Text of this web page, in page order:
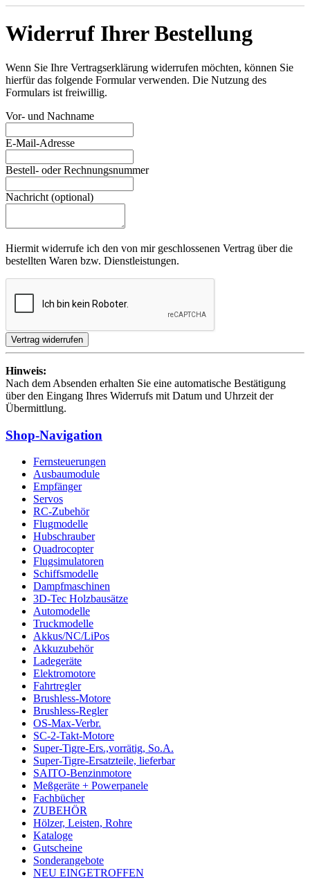
Widerruf Ihrer Bestellung
Wenn Sie Ihre Vertragserklärung widerrufen möchten, können Sie
hierfür das folgende Formular verwenden. Die Nutzung des
Formulars ist freiwillig.
Vor- und Nachname
E-Mail-Adresse
Bestell- oder Rechnungsnummer
Nachricht (optional)
Hiermit widerrufe ich den von mir geschlossenen Vertrag über die
bestellten Waren bzw. Dienstleistungen.
Hinweis:
Nach dem Absenden erhalten Sie eine automatische Bestätigung
über den Eingang Ihres Widerrufs mit Datum und Uhrzeit der
Übermittlung.
Shop-Navigation
Fernsteuerungen
Ausbaumodule
Empfänger
Servos
RC-Zubehör
Flugmodelle
Hubschrauber
Quadrocopter
Flugsimulatoren
Schiffsmodelle
Dampfmaschinen
3D-Tec Holzbausätze
Automodelle
Truckmodelle
Akkus/NC/LiPos
Akkuzubehör
Ladegeräte
Elektromotore
Fahrtregler
Brushless-Motore
Brushless-Regler
OS-Max-Verbr.
SC-2-Takt-Motore
Super-Tigre-Ers.,vorrätig, So.A.
Super-Tigre-Ersatzteile, lieferbar
SAITO-Benzinmotore
Meßgeräte + Powerpanele
Fachbücher
ZUBEHÖR
Hölzer, Leisten, Rohre
Kataloge
Gutscheine
Sonderangebote
NEU EINGETROFFEN